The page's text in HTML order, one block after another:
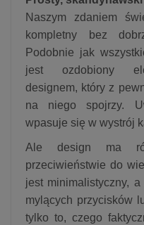
Naszym zdaniem
kompletny bez
Podobnie jak
jest ozdobiony
designem, który z
na niego spojrzy.
wpasuje się w wystrój
Ale design ma
przeciwieństwie do
jest minimalistyczny,
mylących przycisków
tylko to, czego